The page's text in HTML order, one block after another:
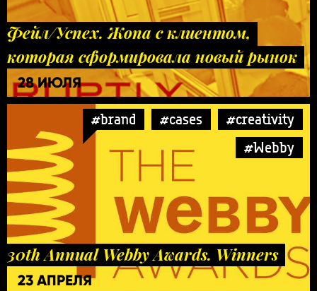
Фейл/Успех. Жопа с клиентом,
которая сформировала новый рынок
28 ИЮЛЯ
#brand #cases
#creativity
#Webby
30th Annual Webby Awards. Winners
23 АПРЕЛЯ